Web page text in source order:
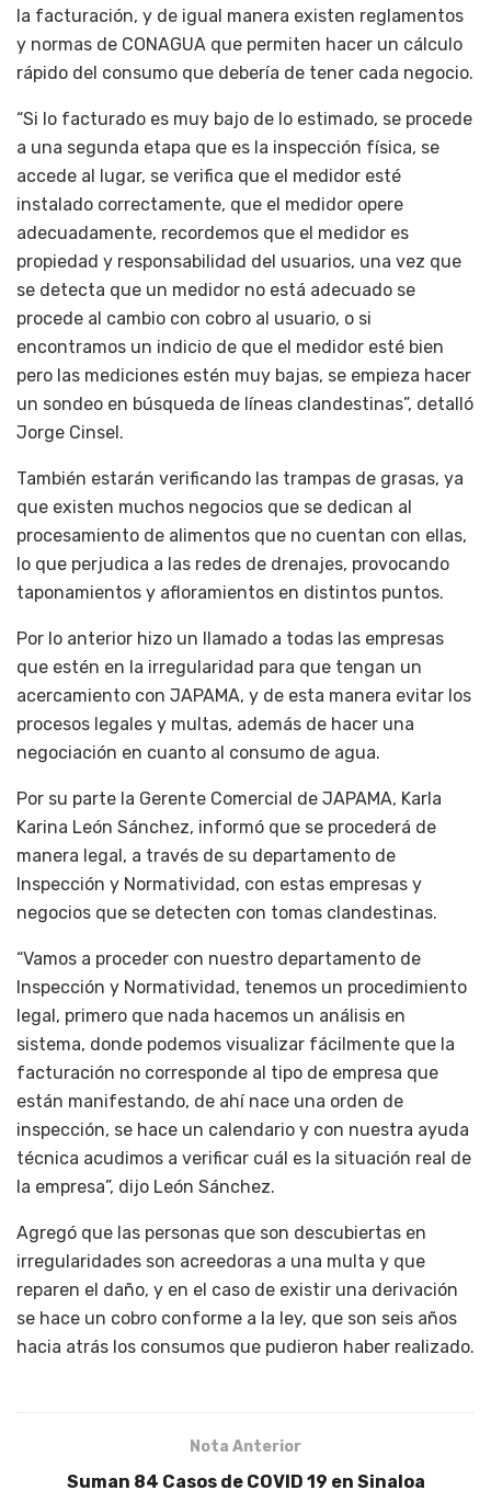
la facturación, y de igual manera existen reglamentos
y normas de CONAGUA que permiten hacer un cálculo
rápido del consumo que debería de tener cada negocio.
“Si lo facturado es muy bajo de lo estimado, se procede
a una segunda etapa que es la inspección física, se
accede al lugar, se verifica que el medidor esté
instalado correctamente, que el medidor opere
adecuadamente, recordemos que el medidor es
propiedad y responsabilidad del usuarios, una vez que
se detecta que un medidor no está adecuado se
procede al cambio con cobro al usuario, o si
encontramos un indicio de que el medidor esté bien
pero las mediciones estén muy bajas, se empieza hacer
un sondeo en búsqueda de líneas clandestinas”, detalló
Jorge Cinsel.
También estarán verificando las trampas de grasas, ya
que existen muchos negocios que se dedican al
procesamiento de alimentos que no cuentan con ellas,
lo que perjudica a las redes de drenajes, provocando
taponamientos y afloramientos en distintos puntos.
Por lo anterior hizo un llamado a todas las empresas
que estén en la irregularidad para que tengan un
acercamiento con JAPAMA, y de esta manera evitar los
procesos legales y multas, además de hacer una
negociación en cuanto al consumo de agua.
Por su parte la Gerente Comercial de JAPAMA, Karla
Karina León Sánchez, informó que se procederá de
manera legal, a través de su departamento de
Inspección y Normatividad, con estas empresas y
negocios que se detecten con tomas clandestinas.
“Vamos a proceder con nuestro departamento de
Inspección y Normatividad, tenemos un procedimiento
legal, primero que nada hacemos un análisis en
sistema, donde podemos visualizar fácilmente que la
facturación no corresponde al tipo de empresa que
están manifestando, de ahí nace una orden de
inspección, se hace un calendario y con nuestra ayuda
técnica acudimos a verificar cuál es la situación real de
la empresa”, dijo León Sánchez.
Agregó que las personas que son descubiertas en
irregularidades son acreedoras a una multa y que
reparen el daño, y en el caso de existir una derivación
se hace un cobro conforme a la ley, que son seis años
hacia atrás los consumos que pudieron haber realizado.
Nota Anterior
Suman 84 Casos de COVID 19 en Sinaloa